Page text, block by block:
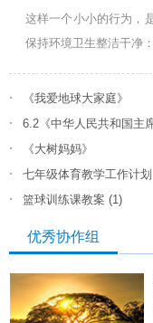
这样一个小小的行为，
保持环境卫生整洁干净
· 《我爱地球大家庭》
· 6.2《中华人民共和国主
· 《大树妈妈》
· 七年级体育教学工作计划
· 篮球训练课教案 (1)
优秀协作组